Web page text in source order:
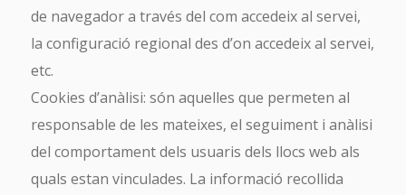
de navegador a través del com accedeix al servei,
la configuració regional des d’on accedeix al servei,
etc.
Cookies d’anàlisi: són aquelles que permeten al
responsable de les mateixes, el seguiment i anàlisi
del comportament dels usuaris dels llocs web als
quals estan vinculades. La informació recollida